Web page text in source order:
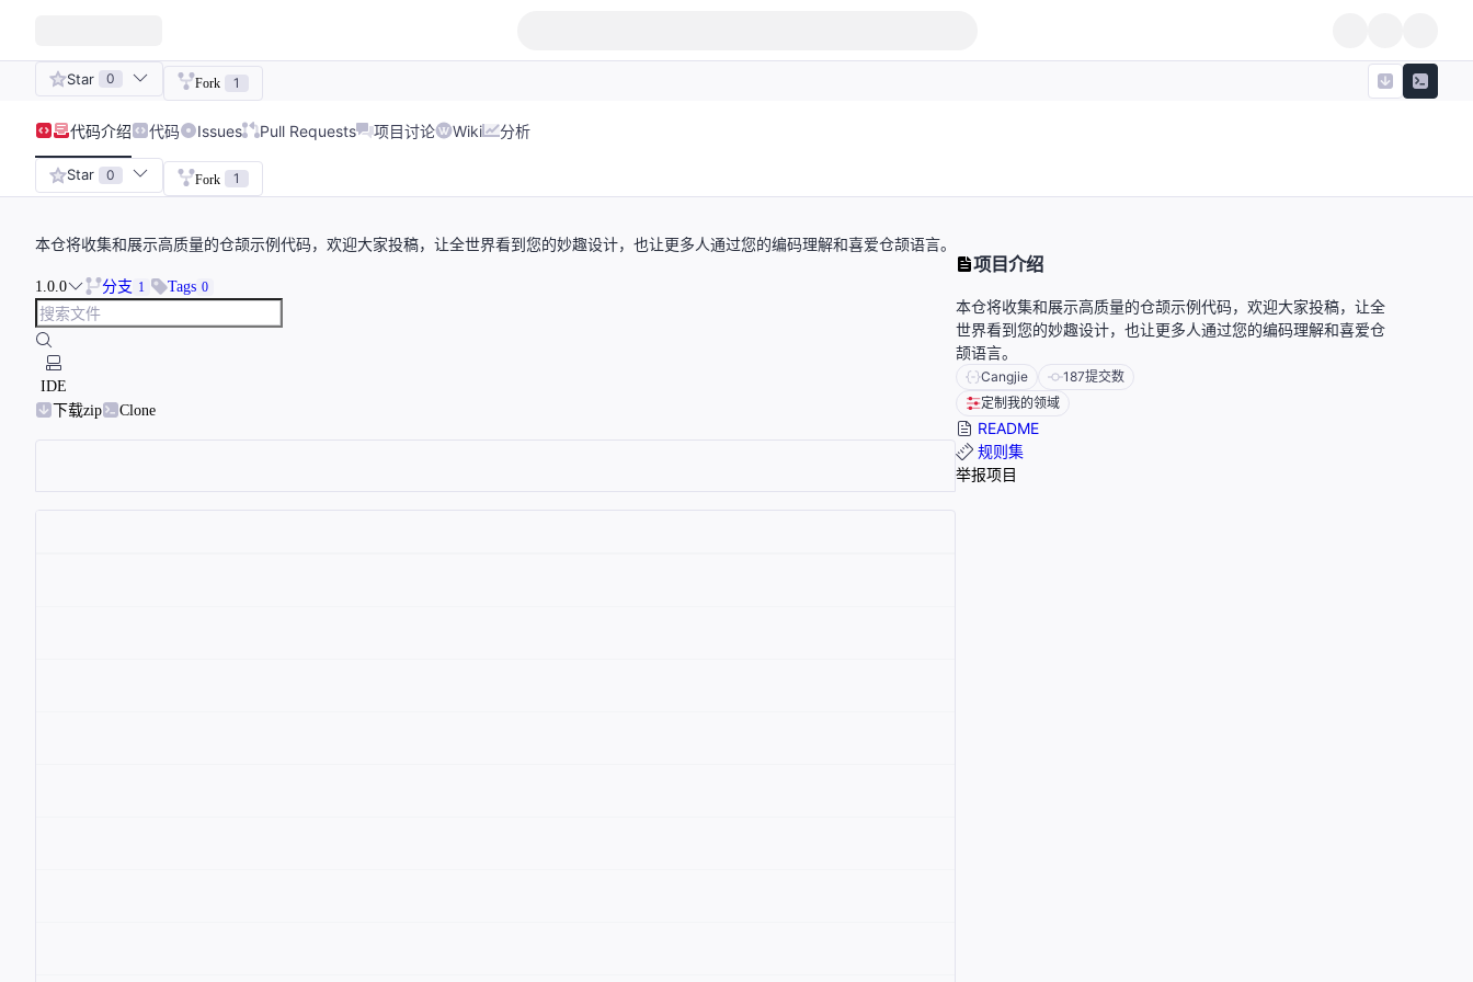
Star 0 Fork 1
代码介绍 代码 Issues Pull Requests 项目讨论 Wiki 分析
Star 0 Fork 1
本仓将收集和展示高质量的仓颉示例代码，欢迎大家投稿，让全世界看到您的妙趣设计，也让更多人通过您的编码理解和喜爱仓颉语言。
1.0.0 分支 1 Tags 0
IDE
下载zip
Clone
项目介绍
本仓将收集和展示高质量的仓颉示例代码，欢迎大家投稿，让全
世界看到您的妙趣设计，也让更多人通过您的编码理解和喜爱仓
颉语言。
Cangjie 187提交数
定制我的领域
README
规则集
举报项目